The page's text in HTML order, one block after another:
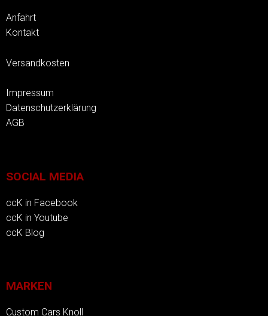
Anfahrt
Kontakt
Versandkosten
Impressum
Datenschutzerklärung
AGB
SOCIAL MEDIA
ccK in Facebook
ccK in Youtube
ccK Blog
MARKEN
Custom Cars Knoll